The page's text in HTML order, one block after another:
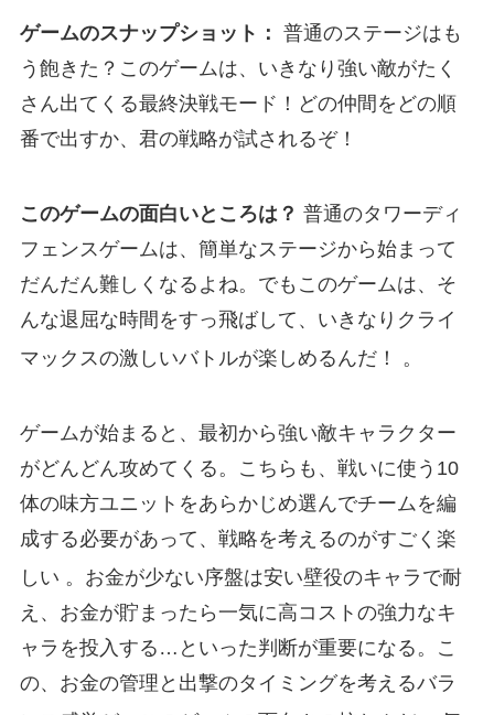
ゲームのスナップショット： 普通のステージはも
う飽きた？このゲームは、いきなり強い敵がたく
さん出てくる最終決戦モード！どの仲間をどの順
番で出すか、君の戦略が試されるぞ！
このゲームの面白いところは？ 普通のタワーディ
フェンスゲームは、簡単なステージから始まって
だんだん難しくなるよね。でもこのゲームは、そ
んな退屈な時間をすっ飛ばして、いきなりクライ
マックスの激しいバトルが楽しめるんだ！
。
ゲームが始まると、最初から強い敵キャラクター
がどんどん攻めてくる。こちらも、戦いに使う10
体の味方ユニットをあらかじめ選んでチームを編
成する必要があって、戦略を考えるのがすごく楽
しい 。お金が少ない序盤は安い壁役のキャラで耐
え、お金が貯まったら一気に高コストの強力なキ
ャラを投入する…といった判断が重要になる。こ
の、お金の管理と出撃のタイミングを考えるバラ